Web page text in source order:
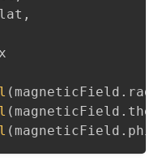
,
( magneticField .
( magneticField .
( magneticField . phi